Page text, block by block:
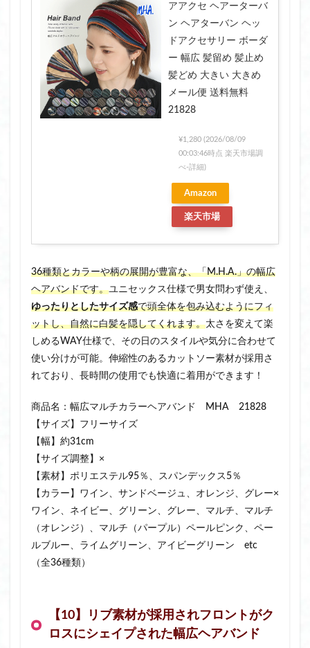
アアクセ ヘアーターバ
ン ヘアターバン ヘッ
ドアクセサリー ボーダ
ー 幅広 髪留め 髪止め
髪どめ 大きい 大きめ
メール便 送料無料
21828
¥1,280 (2026/08/09
00:03:46時点 楽天市場調
べ-詳細)
Amazon
楽天市場
36種類とカラーや柄の展開が豊富な、「M.H.A.」の幅広
ヘアバンドです。ユニセックス仕様で男女問わず使え、
ゆったりとしたサイズ感で頭全体を包み込むようにフィ
ットし、自然に白髪を隠してくれます。太さを変えて楽
しめるWAY仕様で、その日のスタイルや気分に合わせて
使い分けが可能。伸縮性のあるカットソー素材が採用さ
れており、長時間の使用でも快適に着用ができます！
商品名：幅広マルチカラーヘアバンド MHA 21828
【サイズ】フリーサイズ
【幅】約31cm
【サイズ調整】×
【素材】ポリエステル95％、スパンデックス5％
【カラー】ワイン、サンドベージュ、オレンジ、グレー×
ワイン、ネイビー、グリーン、グレー、マルチ、マルチ
（オレンジ）、マルチ（パープル）ペールピンク、ペー
ルブルー、ライムグリーン、アイビーグリーン etc
（全36種類）
【10】リブ素材が採用されフロントがク
ロスにシェイプされた幅広ヘアバンド